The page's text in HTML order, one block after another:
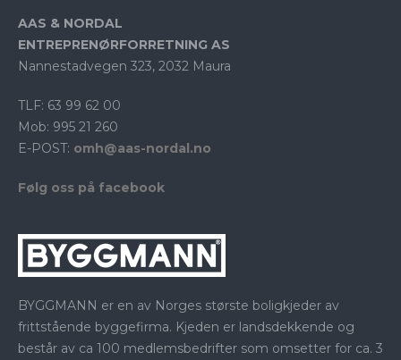
AAS & NORDAL
ENTREPRENØRFORRETNING AS
Nannestadvegen 323, 2032 Maura
TLF: 63 99 62 00
Mob: 995 21 260
E-POST: omh@aas-nordal.no
Følg oss på facebook
BYGGMANN er en av Norges største boligkjeder av
frittstående byggefirma. Kjeden er landsdekkende og
består av ca 100 medlemsbedrifter som omsetter for ca. 3